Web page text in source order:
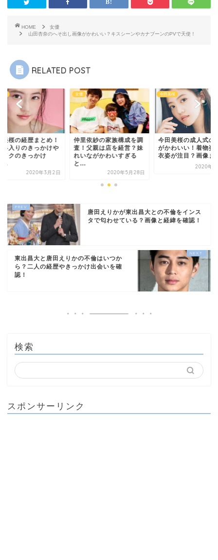
HOME
女優
山田杏奈のへそ出し画像がかわいい？キスシーンやカナブーンのPVで天使！
RELATED POST
依紗の家族構成を調
父親は店を経営？妹
ながかわいすぎる
2020年5月28日
今田美桜
今田美桜の成人式の画像
がかわいい！着物姿や浴
衣姿が注目？画像まとめ
今田美桜
今田美桜の経歴まと
芸能界入りのきっか
ブレイクのきっかけ
唐田えりかが東出昌大との不倫をインス
タで匂わせている？画像と経緯を確認！
東出昌大と唐田えりかの不倫はいつか
ら？二人の経歴やきっかけ出会いを確
認！
検索
スポンサーリンク